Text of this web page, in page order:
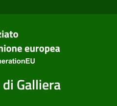
Galliera